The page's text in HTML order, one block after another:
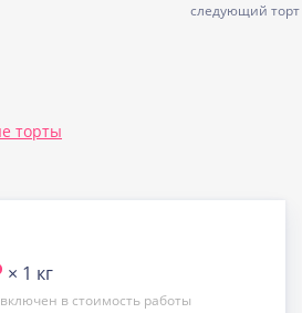
следующий торт
торты
× 1 кг
в стоимость работы